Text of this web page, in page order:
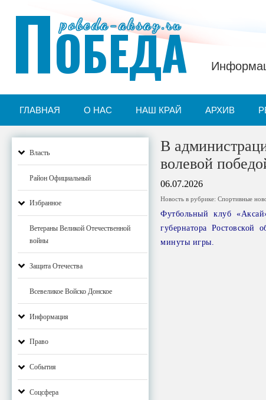
pobeda-aksay.ru
ПОБЕДА
ГЛАВНАЯ О НАС НАШ КРАЙ АРХИВ
Власть
Район Официальный
Избранное
Ветераны Великой Отечественной
войны
Защита Отечества
Всевеликое Войско Донское
Информация
Право
События
Соцсфера
В
волевой
06.07.2026
Новость в рубрике:Спортивные
Футбольный клуб
губернатора
минуты игры.